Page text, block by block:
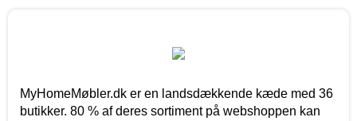
MyHomeMøbler.dk er en landsdækkende kæde med 36
butikker. 80 % af deres sortiment på webshoppen kan